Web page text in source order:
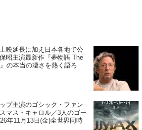
上映延長に加え日本各地で公
昭主演最新作『夢物語 The
の本当の凄さを熱く語ろ
プ主演のゴシック・ファン
マス・キャロル／3人のゴー
年11月13日(金)全世界同時